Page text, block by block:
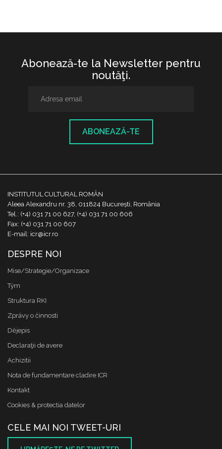
Abonează-te la Newsletter pentru
noutăţi.
ABONEAZĂ-TE
INSTITUTUL CULTURAL ROMÂN
Aleea Alexandru nr. 38, 011824 București, România
Tel.: (+4) 031 71 00 627, (+4) 031 71 00 606
Fax: (+4) 031 71 00 607
E-mail: icr@icr.ro
DESPRE NOI
Mise/Strategie/Organizace
Tým
Struktura RKI
Zprávy o činnosti
Dějepis
Declaraţii de avere
Achizitii
Nota de fundamentare cladire ICR
Kontakt
Cookies & protectia datelor
CELE MAI NOI TWEET-URI